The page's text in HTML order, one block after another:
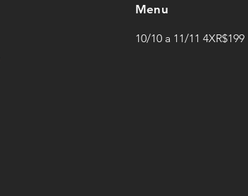
Menu
10/10 a 11/11 4XR$199